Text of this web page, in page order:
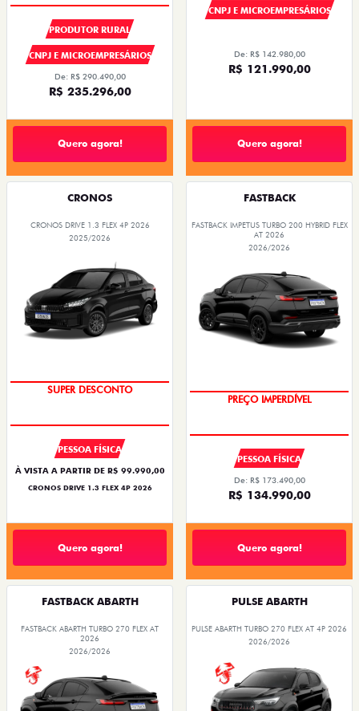
PRODUTOR RURAL
CNPJ E MICROEMPRESÁRIOS
De: R$ 290.490,00
R$ 235.296,00
Quero agora!
CNPJ E MICROEMPRESÁRIOS
De: R$ 142.980,00
R$ 121.990,00
Quero agora!
CRONOS
CRONOS DRIVE 1.3 FLEX 4P 2026
2025/2026
SUPER DESCONTO
PESSOA FÍSICA
À VISTA A PARTIR DE R$ 99.990,00
CRONOS DRIVE 1.3 FLEX 4P 2026
Quero agora!
FASTBACK
FASTBACK IMPETUS TURBO 200 HYBRID FLEX
AT 2026
2026/2026
PREÇO IMPERDÍVEL
PESSOA FÍSICA
De: R$ 173.490,00
R$ 134.990,00
Quero agora!
FASTBACK ABARTH
FASTBACK ABARTH TURBO 270 FLEX AT
2026
2026/2026
PULSE ABARTH
PULSE ABARTH TURBO 270 FLEX AT 4P 2026
2026/2026